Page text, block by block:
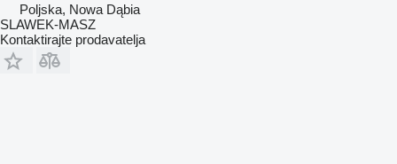
Poljska, Nowa Dąbia
SLAWEK-MASZ
Kontaktirajte prodavatelja